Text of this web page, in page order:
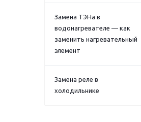
Замена ТЭНа в
водонагревателе — как
заменить нагревательный
элемент
Замена реле в
холодильнике